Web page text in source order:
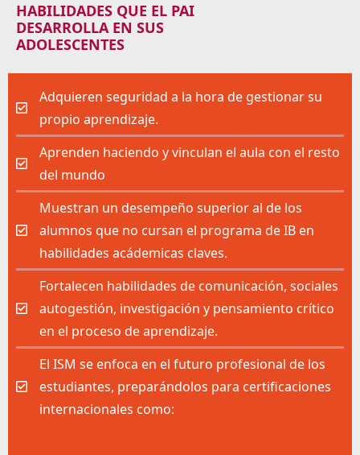
HABILIDADES QUE EL PAI
DESARROLLA EN SUS
ADOLESCENTES
Adquieren seguridad a la hora de gestionar su
propio aprendizaje.
Aprenden haciendo y vinculan el aula con el resto
del mundo
Muestran un desempeño superior al de los
alumnos que no cursan el programa de IB en
habilidades acádemicas claves.
Fortalecen habilidades de comunicación, sociales
autogestión, investigación y pensamiento crítico
en el proceso de aprendizaje.
El ISM se enfoca en el futuro profesional de los
estudiantes, preparándolos para certificaciones
internacionales como: